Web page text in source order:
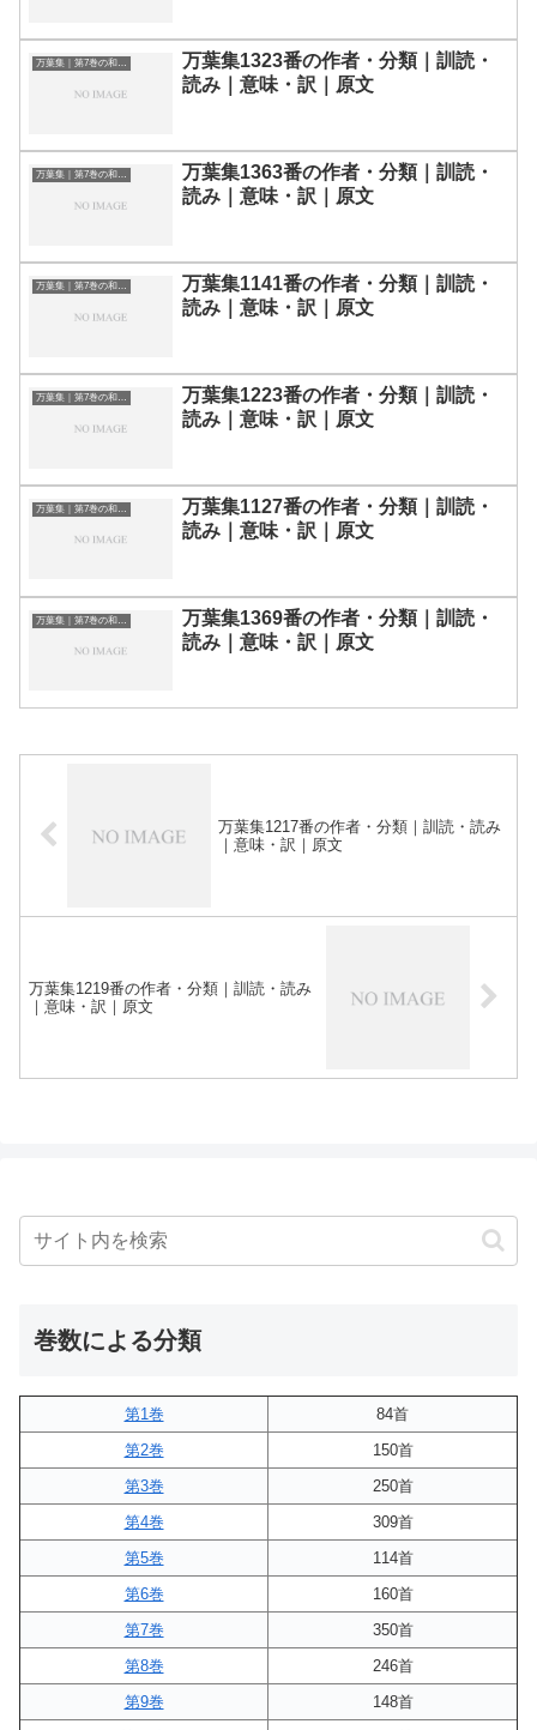
万葉集｜第7巻の和歌一覧
万葉集1323番の作者・分類｜訓読・
読み｜意味・訳｜原文
万葉集｜第7巻の和歌一覧
万葉集1363番の作者・分類｜訓読・
読み｜意味・訳｜原文
万葉集｜第7巻の和歌一覧
万葉集1141番の作者・分類｜訓読・
読み｜意味・訳｜原文
万葉集｜第7巻の和歌一覧
万葉集1223番の作者・分類｜訓読・
読み｜意味・訳｜原文
万葉集｜第7巻の和歌一覧
万葉集1127番の作者・分類｜訓読・
読み｜意味・訳｜原文
万葉集1369番の作者・分類｜訓読・
読み｜意味・訳｜原文
万葉集1217番の作者・分類｜訓読・読み
｜意味・訳｜原文
万葉集1219番の作者・分類｜訓読・読み
｜意味・訳｜原文
巻数による分類
第1巻
84首
第2巻
150首
第3巻
250首
第4巻
309首
第5巻
114首
第6巻
160首
第7巻
350首
第8巻
246首
第9巻
148首